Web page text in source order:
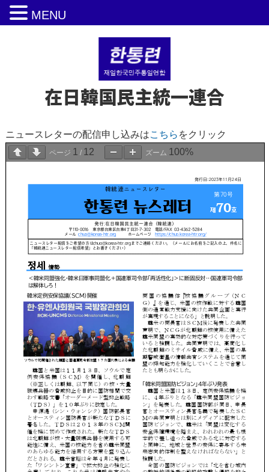
在日韓国民主統一連合
ニュースレターの配信申し込みはこちら をクリック
ページ 1 / 12 ズーム 100%
MENU